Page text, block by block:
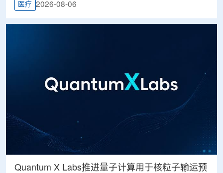
医疗 2026-08-06
Quantum X Labs推进量子计算用于核粒子输运预